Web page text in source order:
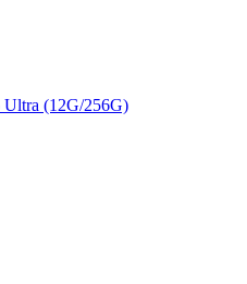
Ultra (12G/256G)